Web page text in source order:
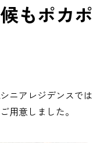
もポカポ
ニアレジデンスでは
用意しました。